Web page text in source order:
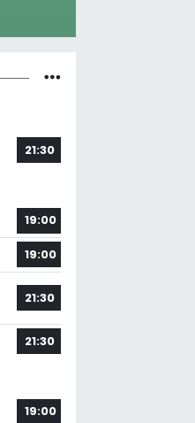
21:30
19:00
19:00
21:30
21:30
19:00